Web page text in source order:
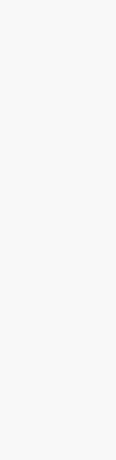
- 4月16日
步魔術與音樂